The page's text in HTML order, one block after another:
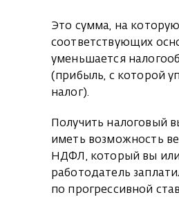
Это сумма, на
соответствующих
уменьшается
(прибыль, с которой
налог).
Получить налоговый
иметь возможность
НДФЛ, который вы
работодатель
по прогрессивной